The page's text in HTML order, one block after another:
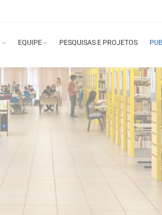
EQUIPE PESQUISAS E PROJETOS